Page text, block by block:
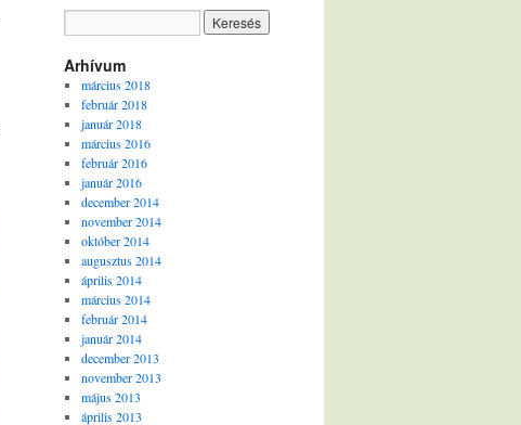
Arhívum
március 2018
február 2018
január 2018
március 2016
február 2016
január 2016
december 2014
november 2014
október 2014
augusztus 2014
április 2014
március 2014
február 2014
január 2014
december 2013
november 2013
május 2013
április 2013